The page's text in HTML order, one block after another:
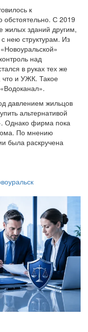
к
обстоятельно. С 2019
жилых зданий другим,
нею структурам. Из
над
в руках тех же
что и УЖК. Такое
давлением жильцов
альтернативой
Однако фирма пока
По мнению
была раскручена